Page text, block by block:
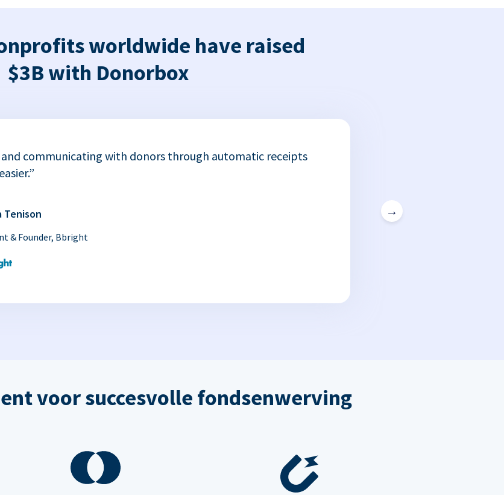
worldwide have raised
$3B with Donorbox
communicating with donors through automatic receipts
Tenison
& Founder, Bbright
→
voor succesvolle fondsenwerving